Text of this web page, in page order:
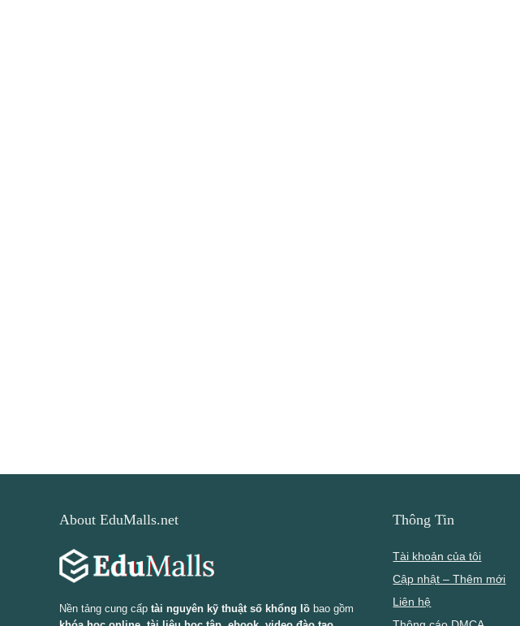
About EduMalls.net
Nền tảng cung cấp tài nguyên kỹ thuật số khổng lồbao gồm
Thông Tin
Tài khoản của tôi
Cập nhật – Thêm mới
Liên hệ